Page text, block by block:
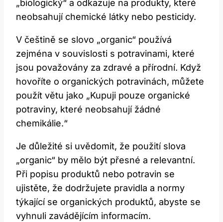
„biologický“ a odkazuje na produkty, které
neobsahují chemické látky nebo pesticidy.
V češtině se slovo „organic“ používá
zejména v souvislosti s potravinami, které
jsou považovány za zdravé a přírodní. Když
hovoříte o organických potravinách, můžete
použít větu jako „Kupuji pouze organické
potraviny, které neobsahují žádné
chemikálie.“
Je důležité si uvědomit, že použití slova
„organic“ by mělo být přesné a relevantní.
Při popisu produktů nebo potravin se
ujistěte, že dodržujete pravidla a normy
týkající se organických produktů, abyste se
vyhnuli zavádějícím informacím.